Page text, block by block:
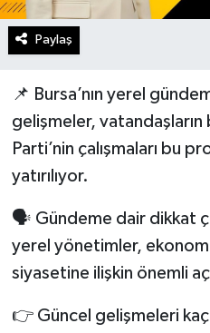
Paylaş
📌 Bursa’nın yerel
gelişmeler, vatandaşların
Parti’nin çalışmaları bu
yatırılıyor.
🗣️ Gündeme dair dikkat
yerel yönetimler,
siyasetine ilişkin önemli
👉 Güncel gelişmeleri